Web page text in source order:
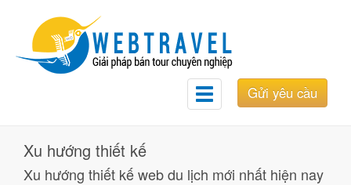
Gửi yêu cầu
Toggle
navigation
Xu hướng thiết kế
Xu hướng thiết kế web du lịch mới nhất hiện nay